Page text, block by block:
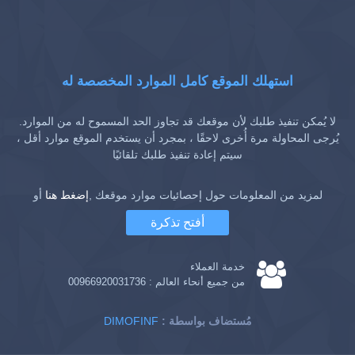
استهلك الموقع كامل الموارد المخصصة له
لا يُمكن تنفيذ طلبك لأن موقعك قد تجاوز الحد المسموح له من الموارد.
يُرجى المحاولة مرة أُخرى لاحقًا ، بمجرد أن يستخدم الموقع موارد أقل ،
سيتم إعادة تنفيذ طلبك تلقائيًا
لمزيد من المعلومات حول إحصائيات موارد موقعك ,إضغط هنا أو
أفتح تذكرة
خدمة العملاء
من جميع أنحاء العالم : 00966920031736
DIMOFINF : مُستضاف بواسطة